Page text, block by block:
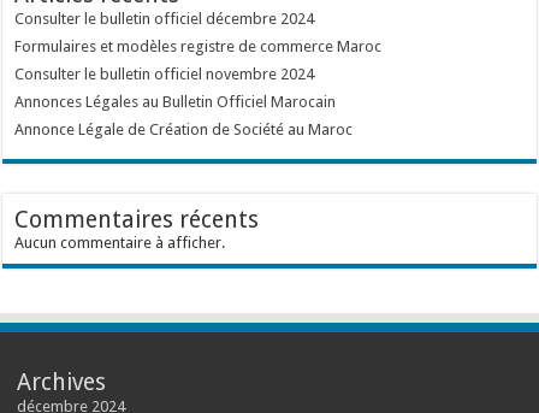
Consulter le bulletin officiel décembre 2024
Formulaires et modèles registre de commerce Maroc
Consulter le bulletin officiel novembre 2024
Annonces Légales au Bulletin Officiel Marocain
Annonce Légale de Création de Société au Maroc
Commentaires récents
Aucun commentaire à afficher.
Archives
décembre 2024